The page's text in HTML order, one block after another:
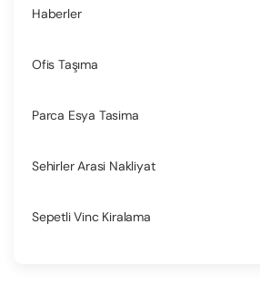
Haberler
Ofis Taşıma
Parca Esya Tasima
Sehirler Arasi Nakliyat
Sepetli Vinc Kiralama